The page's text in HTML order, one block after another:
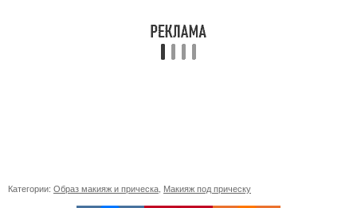
Категории: Образ макияж и прическа Макияж под прическу